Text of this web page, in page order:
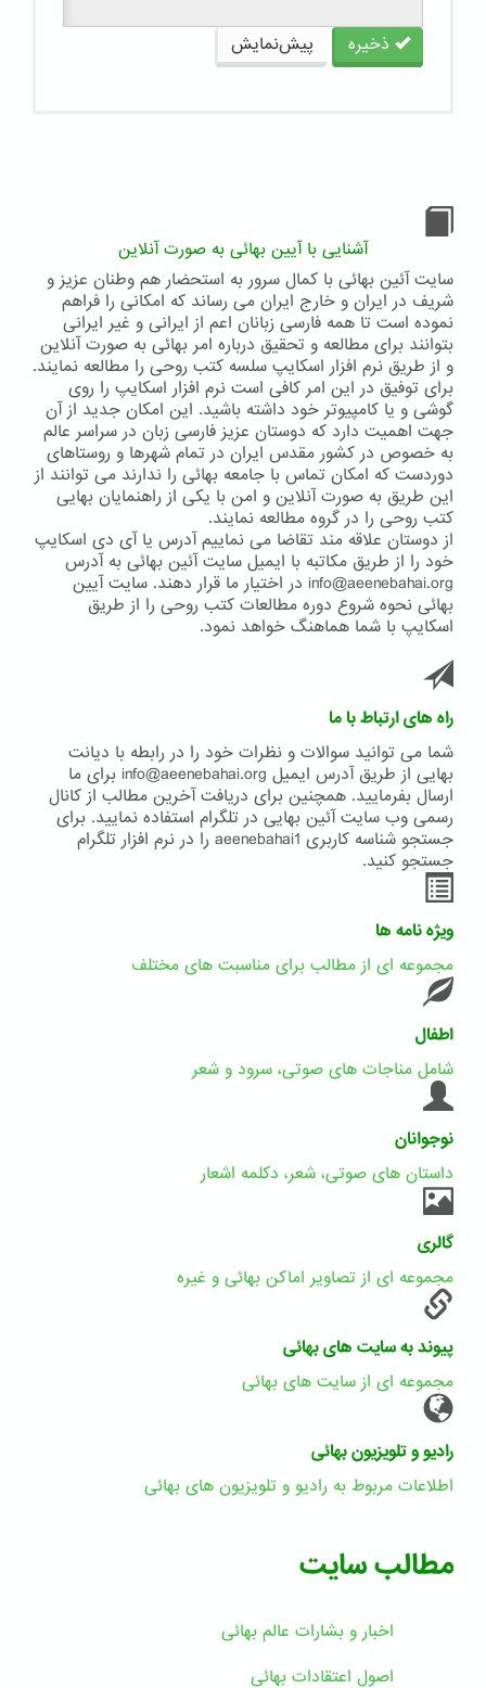
ذخیره پیش‌نمایش
آشنایی با آیین بهائی به صورت آنلاین
سایت آئین بهائی با کمال سرور به استحضار هم وطنان عزیز و
شریف در ایران و خارج ایران می رساند که امکانی را فراهم
نموده است تا همه فارسی زبانان اعم از ایرانی و غیر ایرانی
بتوانند برای مطالعه و تحقیق درباره امر بهائی به صورت آنلاین
و از طریق نرم افزار اسکایپ سلسه کتب روحی را مطالعه نمایند.
برای توفیق در این امر کافی است نرم افزار اسکایپ را روی
گوشی و یا کامپیوتر خود داشته باشید. این امکان جدید از آن
جهت اهمیت دارد که دوستان عزیز فارسی زبان در سراسر عالم
به خصوص در کشور مقدس ایران در تمام شهرها و روستاهای
دوردست که امکان تماس با جامعه بهائی را ندارند می توانند از
این طریق به صورت آنلاین و امن با یکی از راهنمایان بهایی
کتب روحی را در گروه مطالعه نمایند.
از دوستان علاقه مند تقاضا می نماییم آدرس یا آی دی اسکایپ
خود را از طریق مکاتبه با ایمیل سایت آئین بهائی به آدرس
info@aeenebahai.org در اختیار ما قرار دهند. سایت آیین
بهائی نحوه شروع دوره مطالعات کتب روحی را از طریق
اسکایپ با شما هماهنگ خواهد نمود.
راه های ارتباط با ما
شما می توانید سوالات و نظرات خود را در رابطه با دیانت
بهایی از طریق آدرس ایمیل info@aeenebahai.org برای ما
ارسال بفرمایید. همچنین برای دریافت آخرین مطالب از کانال
رسمی وب سایت آئین بهایی در تلگرام استفاده نمایید. برای
جستجو شناسه کاربری aeenebahai1 را در نرم افزار تلگرام
جستجو کنید.
ویژه نامه ها
مجموعه ای از مطالب برای مناسبت های مختلف
اطفال
شامل مناجات های صوتی، سرود و شعر
نوجوانان
داستان های صوتی، شعر، دکلمه اشعار
گالری
مجموعه ای از تصاویر اماکن بهائی و غیره
پیوند به سایت های بهائی
مجموعه ای از سایت های بهائی
رادیو و تلویزیون بهائی
اطلاعات مربوط به رادیو و تلویزیون های بهائی
مطالب سایت
اخبار و بشارات عالم بهائى
اصول اعتقادات بهائی